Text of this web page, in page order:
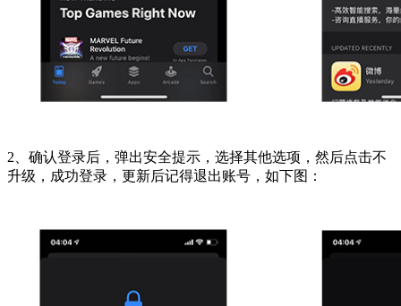
2、确认登录后，弹出安全提示，选择其他选项，然后点击不
升级，成功登录，更新后记得退出账号，如下图：